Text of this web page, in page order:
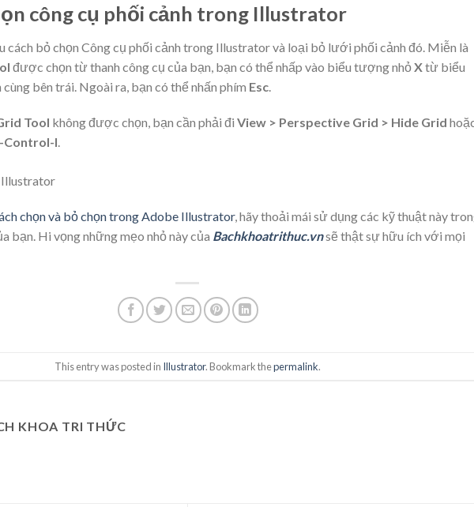
công cụ phối cảnh trong Illustrator
cách bỏ chọn Công cụ phối cảnh trong Illustrator và loại bỏ lưới phối cảnh đó. Miễn là
được chọn từ thanh công cụ của bạn, bạn có thể nhấp vào biểu tượng nhỏXtừ biểu
bên trái. Ngoài ra, bạn có thể nhấn phím Esc
Tool không được chọn, bạn cần phải đi View > Perspective Grid > Hide Grid
Control-I.
chọn và bỏ chọn trong Adobe Illustrator, hãy thoải mái sử dụng các kỹ thuật này
bạn. Hi vọng những mẹo nhỏ này của Bachkhoatrithuc.vnsẽ thật sự hữu ích với mọi
This entry was posted in Illustrator. Bookmark thepermalink.
KHOA TRI THỨC